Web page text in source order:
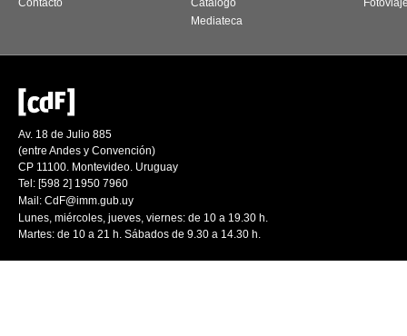
Contacto
Catálogo
Mediateca
Av. 18 de Julio 885
(entre Andes y Convención)
CP 11100. Montevideo. Uruguay
Tel: [598 2] 1950 7960
Mail: CdF@imm.gub.uy
Lunes, miércoles, jueves, viernes: de 10 a 19.30 h.
Martes: de 10 a 21 h. Sábados de 9.30 a 14.30 h.